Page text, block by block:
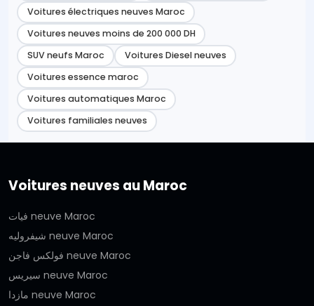
Voitures électriques neuves Maroc
Voitures neuves moins de 200 000 DH
SUV neufs Maroc
Voitures Diesel neuves
Voitures essence maroc
Voitures automatiques Maroc
Voitures familiales neuves
Voitures neuves au Maroc
فيات neuve Maroc
شيفروليه neuve Maroc
فولكس فاجن neuve Maroc
سيريس neuve Maroc
مازدا neuve Maroc